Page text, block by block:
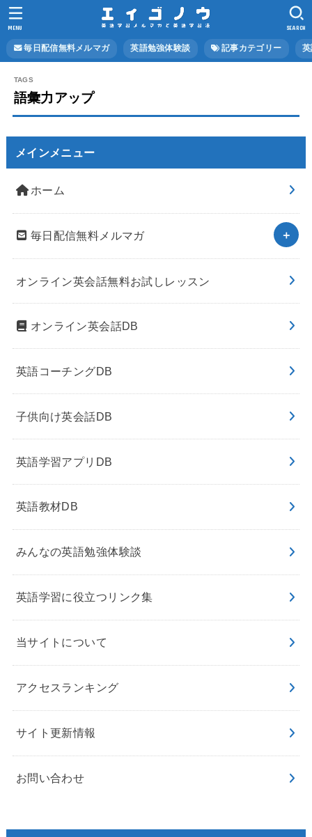
毎日配信無料メルマガ 英語勉強体験談 記事カテゴリー
SEARCH
MENU
語彙力アップ
メインメニュー
ホーム
毎日配信無料メルマガ
オンライン英会話無料お試しレッスン
オンライン英会話DB
英語コーチングDB
子供向け英会話DB
英語学習アプリDB
英語教材DB
みんなの英語勉強体験談
英語学習に役立つリンク集
当サイトについて
アクセスランキング
サイト更新情報
お問い合わせ